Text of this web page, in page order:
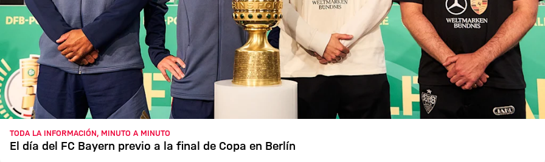
TODA LA INFORMACIÓN, MINUTO A MINUTO
El día del FC Bayern previo a la final de Copa en Berlín